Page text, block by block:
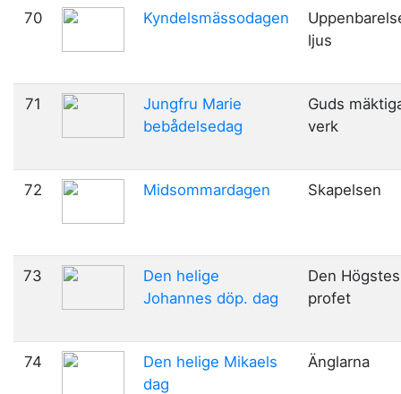
70 Kyndelsmässodagen
ljus
71
Jungfru Marie
bebådelsedag
Guds
verk
72 Midsommardagen Skapelsen
73
Den helige
Johannes döp. dag
Den Högstes
profet
74
Den helige Mikaels
dag
Änglarna